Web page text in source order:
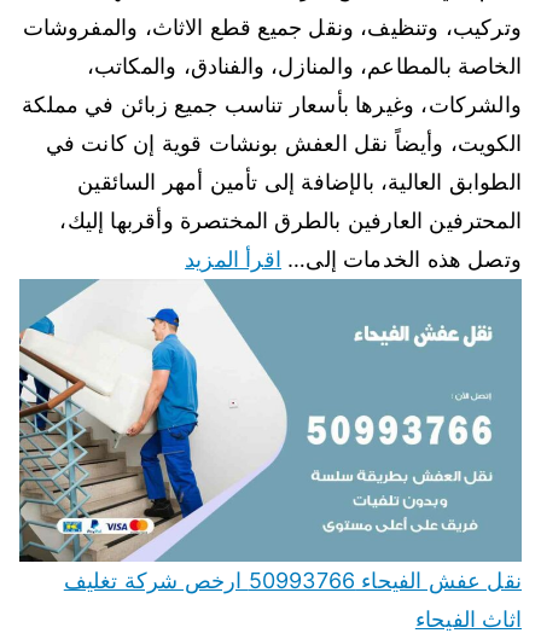
وتركيب، وتنظيف، ونقل جميع قطع الاثاث، والمفروشات
الخاصة بالمطاعم، والمنازل، والفنادق، والمكاتب،
والشركات، وغيرها بأسعار تناسب جميع زبائن في مملكة
الكويت، وأيضاً نقل العفش بونشات قوية إن كانت في
الطوابق العالية، بالإضافة إلى تأمين أمهر السائقين
المحترفين العارفين بالطرق المختصرة وأقربها إليك،
وتصل هذه الخدمات إلى… اقرأ المزيد
نقل عفش الفيحاء 50993766 ارخص شركة تغليف
اثاث الفيحاء